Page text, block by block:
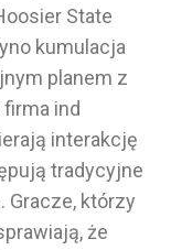
State
kumulacja
planem z
ind
interakcję
tradycyjne
którzy
że